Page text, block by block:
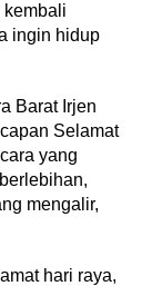
kembali
ingin hidup
Barat Irjen
Selamat
yang
mengalir,
hari raya,